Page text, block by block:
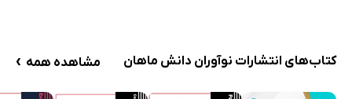
کتاب‌های انتشارات نوآوران دانش ماهان مشاهده همه ›